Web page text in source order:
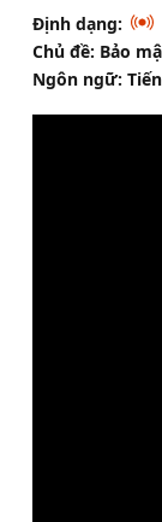
Định dạng:
Chủ đề: Bảo
Ngôn ngữ: